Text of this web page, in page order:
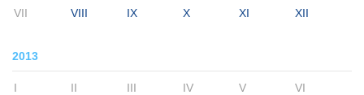
VII VIII IX X XI XII
2013
I II III IV V
VI